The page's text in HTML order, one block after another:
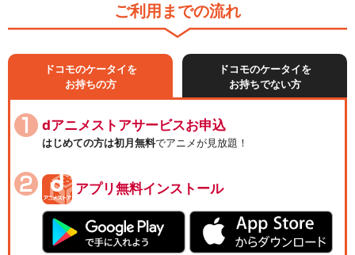
ご利用までの流れ
ドコモのケータイを
お持ちの方
ドコモのケータイを
お持ちでない方
dアニメストアサービスお申込
はじめての方は初月無料でアニメが見放題！
アプリ無料インストール